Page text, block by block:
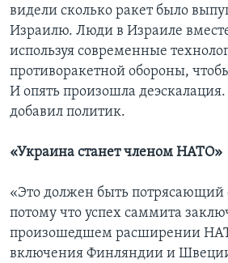
видели сколько ракет было
Израилю. Люди в Израиле
используя современные
противоракетной обороны,
И опять произошла деэскалация.
добавил политик.
«Украина станет членом НАТО»
«Это должен быть
потому что успех саммита
произошедшем расширении
включения Финляндии и